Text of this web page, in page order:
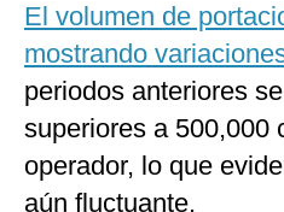
El volumen de
mostrando
periodos anteriores
superiores a 500,000
operador, lo que
aún fluctuante.